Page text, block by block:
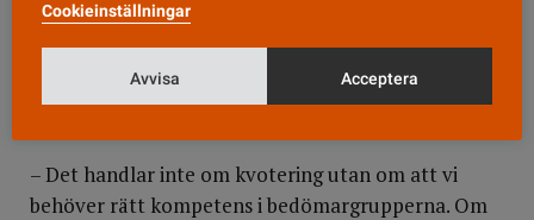
Men enligt Svensk sjuksköterskeförening är det en
det behövs fler som talar för
– Det handlar inte om kvotering utan om att vi
behöver rätt kompetens i bedömargrupperna. Om
Cookieinställningar
Avvisa Acceptera